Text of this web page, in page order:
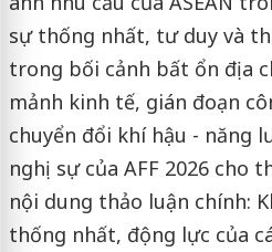
sự thống nhất, tư duy và
trong bối cảnh bất ổn địa
mảnh kinh tế, gián đoạn
chuyển đổi khí hậu - năng
nghị sự của AFF 2026 cho
nội dung thảo luận chính:
thống nhất, động lực của